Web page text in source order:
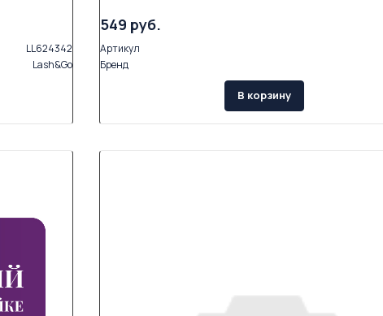
LL624342
Lash&Go
549 руб.
Артикул
Бренд
В корзину